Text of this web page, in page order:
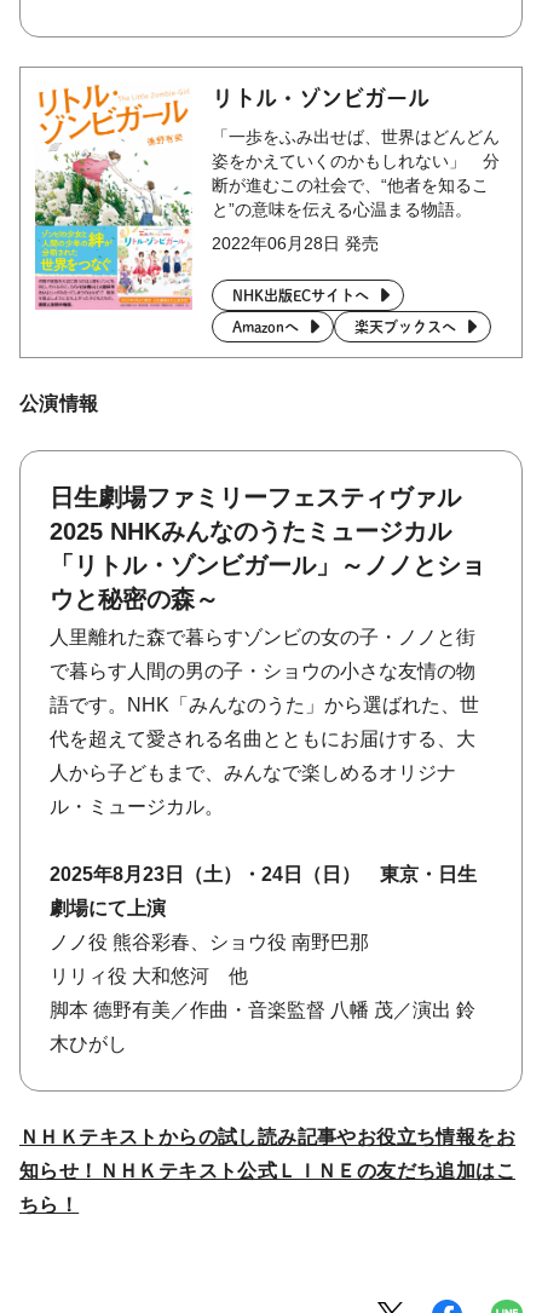
リトル・ゾンビガール
「一歩をふみ出せば、世界はどんどん
姿をかえていくのかもしれない」 分
断が進むこの社会で、“他者を知るこ
と”の意味を伝える心温まる物語。
2022年06月28日 発売
NHK出版ECサイトへ
Amazonへ 楽天ブックスへ
公演情報
⽇⽣劇場ファミリーフェスティヴァル
2025 NHKみんなのうたミュージカル
「リトル・ゾンビガール」～ノノとショ
ウと秘密の森～
⼈⾥離れた森で暮らすゾンビの⼥の⼦・ノノと街
で暮らす⼈間の男の⼦・ショウの⼩さな友情の物
語です。NHK「みんなのうた」から選ばれた、世
代を超えて愛される名曲とともにお届けする、⼤
⼈から⼦どもまで、みんなで楽しめるオリジナ
ル・ミュージカル。
2025年8⽉23⽇（⼟）・24日（日） 東京・日生
劇場にて上演
ノノ役 熊谷彩春、ショウ役 南野巴那
リリィ役 ⼤和悠河 他
脚本 德野有美／作曲・⾳楽監督 ⼋幡 茂／演出 鈴
⽊ひがし
ＮＨＫテキストからの試し読み記事やお役立ち情報をお
知らせ！ＮＨＫテキスト公式ＬＩＮＥの友だち追加はこ
ちら！